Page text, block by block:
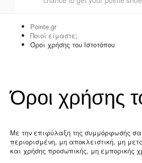
Pointe.gr
Ποιοί είμαστε;
Όροι χρήσης του Ιστοτόπου
Όροι χρήσης
Με την επιφύλαξη της συμμόρφωσής
περιορισμένη, μη αποκλειστική, μη
και χρήσης προσωπικής, μη εμπορικής